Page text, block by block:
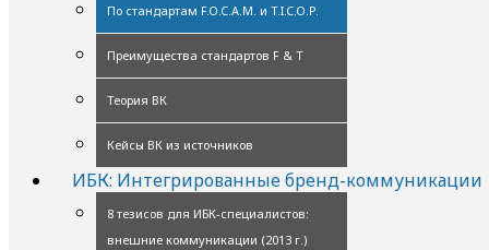
По стандартам F.O.C.A.M. и T.I.C.O.P.
Преимущества стандартов F & T
Теория ВК
Кейсы ВК из источников
ИБК: Интегрированные бренд-коммуникации
8 тезисов для ИБК-специалистов:
внешние коммуникации (2013 г.)